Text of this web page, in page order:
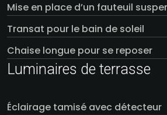
Mise en place d’un fauteuil
Transat pour le bain de soleil
Chaise longue pour se reposer
Luminaires de terrasse
Éclairage tamisé avec détecteur